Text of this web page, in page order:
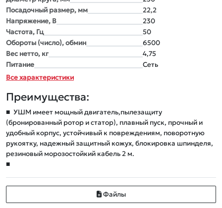
Посадочный размер, мм
22,2
Напряжение, В
230
Частота, Гц
50
Обороты (число), обмин
6500
Вес нетто, кг
4,75
Питание
Сеть
Все характеристики
Преимущества:
■ УШМ имеет мощный двигатель,пылезащиту
(бронированный ротор и статор), плавный пуск, прочный и
удобный корпус, устойчивый к повреждениям, поворотную
рукоятку, надежный защитный кожух, блокировка шпинделя,
резиновый морозостойкий кабель 2 м.
■
Файлы